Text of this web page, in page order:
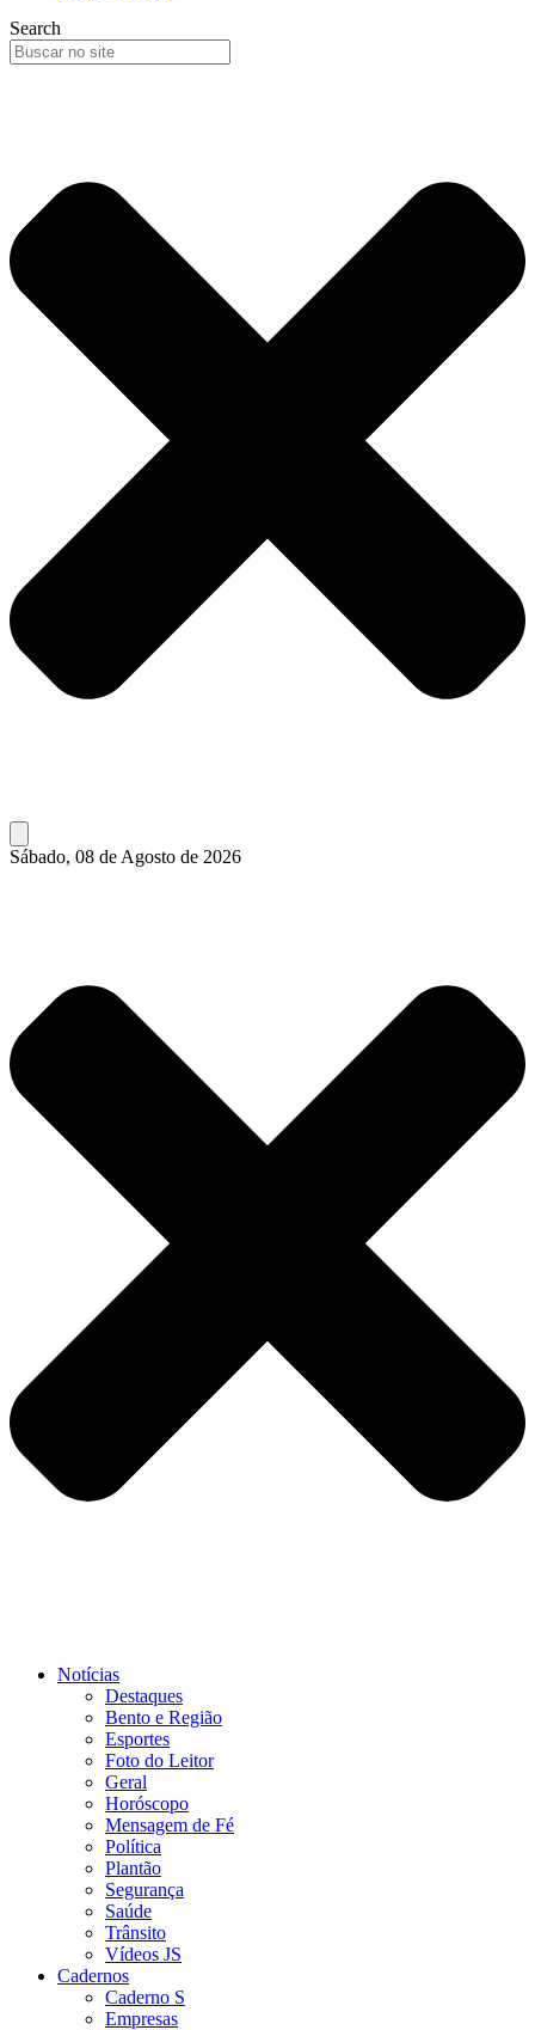
Search
Sábado, 08 de Agosto de 2026
Notícias
Destaques
Bento e Região
Esportes
Foto do Leitor
Geral
Horóscopo
Mensagem de Fé
Política
Plantão
Segurança
Saúde
Trânsito
Vídeos JS
Cadernos
Caderno S
Empresas